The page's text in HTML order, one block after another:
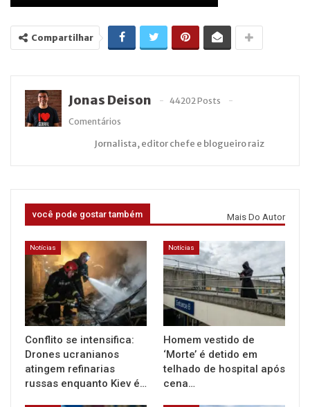
Compartilhar
Jonas Deison
44202 Posts
Comentários
Jornalista, editor chefe e blogueiro raiz
você pode gostar também Mais Do Autor
Notícias
Conflito se intensifica:
Drones ucranianos
atingem refinarias
russas enquanto Kiev é…
Notícias
Homem vestido de
‘Morte’ é detido em
telhado de hospital após
cena…